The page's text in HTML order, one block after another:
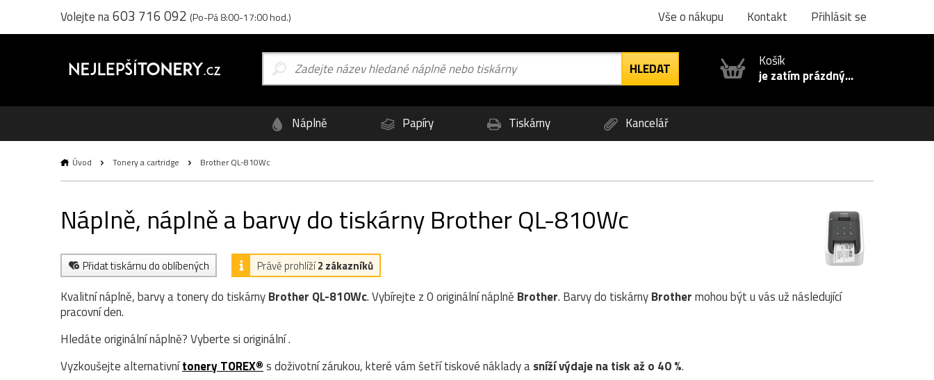
Volejte na603 716 092 (Po-Pá 8:00-17:00 hod.) Vše o nákupu Kontakt Přihlásit se
Košík
je zatím prázdný...
Náplně Papíry Tiskárny Kancelář
Úvod Tonery a cartridge Brother QL-810Wc
Náplně, náplně a barvy do tiskárny Brother QL-810Wc
Přidat tiskárnu do oblíbených Právě prohlíží2 zákazníků
Kvalitní náplně, barvy a tonery do tiskárnyBrother QL-810Wc. Vybírejte z 0 originální náplně Brother. Barvy do tiskárnyBrothermohou být u vás už následující
pracovní den.
Hledáte originální náplně? Vyberte si originální .
Vyzkoušejte alternativnítonery TOREX®s doživotní zárukou, které vám šetří tiskové náklady asníží výdaje na tisk až o 40 %.